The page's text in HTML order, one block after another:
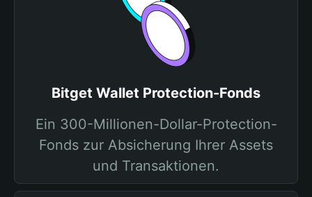
Bitget Wallet Protection-Fonds
Ein 300-Millionen-Dollar-Protection-
Fonds zur Absicherung Ihrer Assets
und Transaktionen.